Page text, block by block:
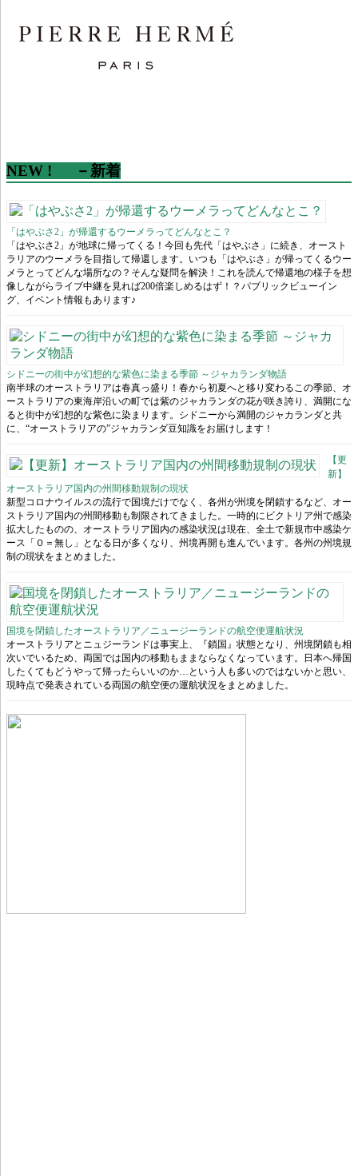
NEW ! －新着
「はやぶさ2」が帰還するウーメラってどんなとこ？
「はやぶさ2」が地球に帰ってくる！今回も先代「はやぶさ」に続き、オースト
ラリアのウーメラを目指して帰還します。いつも「はやぶさ」が帰ってくるウー
メラとってどんな場所なの？そんな疑問を解決！これを読んで帰還地の様子を想
像しながらライブ中継を見れば200倍楽しめるはず！？パブリックビューイン
グ、イベント情報もあります♪
シドニーの街中が幻想的な紫色に染まる季節 ～ジャカランダ物語
南半球のオーストラリアは春真っ盛り！春から初夏へと移り変わるこの季節、オ
ーストラリアの東海岸沿いの町では紫のジャカランダの花が咲き誇り、満開にな
ると街中が幻想的な紫色に染まります。シドニーから満開のジャカランダと共
に、“オーストラリアの”ジャカランダ豆知識をお届けします！
【更
新】
オーストラリア国内の州間移動規制の現状
新型コロナウイルスの流行で国境だけでなく、各州が州境を閉鎖するなど、オー
ストラリア国内の州間移動も制限されてきました。一時的にビクトリア州で感染
拡大したものの、オーストラリア国内の感染状況は現在、全土で新規市中感染ケ
ース「０＝無し」となる日が多くなり、州境再開も進んでいます。各州の州境規
制の現状をまとめました。
国境を閉鎖したオーストラリア／ニュージーランドの航空便運航状況
オーストラリアとニュジーランドは事実上、『鎖国』状態となり、州境閉鎖も相
次いでいるため、両国では国内の移動もままならなくなっています。日本へ帰国
したくてもどうやって帰ったらいいのか…という人も多いのではないかと思い、
現時点で発表されている両国の航空便の運航状況をまとめました。